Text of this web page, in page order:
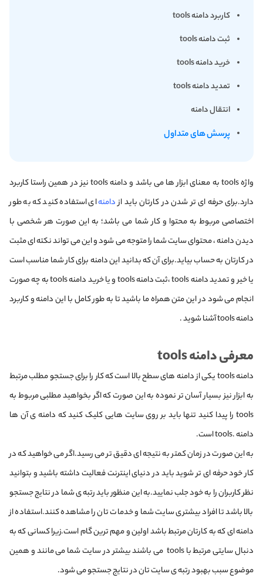
کاربرد دامنه tools
ثبت دامنه tools
خرید دامنه tools
تمدید دامنه tools
انتقال دامنه
پرسش های متداول
واژه tools به معنای ابزار ها می باشد و دامنه tools نیز در همین راستا کاربرد
دارد.برای حرفه ای تر شدن در کارتان باید ازدامنهای استفاده کنید که به طور
اختصاصی مربوط به محتوا و کار شما می باشد؛ به این صورت هر شخصی با
دیدن دامنه ، محتوای سایت شما را متوجه می شود و این می تواند نکته ای مثبت
در کارتان به حساب بیاید.برای آن که بدانید این دامنه برای کار شما مناسب است
یا خیر و تمدید دامنه tools ،ثبت دامنه tools و یا خرید دامنه tools به چه صورت
انجام می شود در این متن همراه ما باشید تا به طور کامل با این دامنه و کاربرد
دامنه tools آشنا شوید .
معرفی دامنه tools
دامنه tools یکی از دامنه های سطح بالا است که کار را برای جستجو مطلب مرتبط
به ابزار نیز بسیار آسان تر نموده به این صورت که اگر بخواهید مطلبی مربوط به
tools را پیدا کنید تنها باید بر روی سایت هایی کلیک کنید که دامنه ی آن ها
دامنه .tools است.
به این‌ صورت در زمان کمتر به نتیجه ای دقیق تر می رسید.اگر می خواهید که در
کار خود حرفه ای تر شوید باید در دنیای اینترنت فعالیت داشته باشید و بتوانید
نظر کاربران را به خود جلب نمایید.به این منظور باید رتبه ی شما در نتایج جستجو
بالا باشد تا افراد بیشتری سایت شما و خدمات تان را مشاهده کنند.استفاده از
دامنه ای که به کارتان مرتبط باشد اولین و مهم ترین گام است.زیرا کسانی که به
دنبال سایتی مرتبط با tools می باشند بیشتر در سایت شما می مانند و همین
موضوع سبب بهبود رتبه ی سایت تان در نتایج جستجو می شود.